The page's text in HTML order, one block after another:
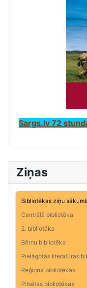
Ziņas
Bibliotēkas ziņu
Centrālā bibliotēka
2. bibliotēka
Bērnu bibliotēka
Pielāgotās literatūras
Reģiona bibliotēkas
Pilsētas bibliotēkas
Sargs.lv 72